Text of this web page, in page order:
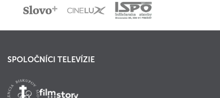
SPOLOČNÍCI TELEVÍZIE